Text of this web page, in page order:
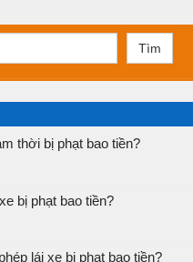
Tìm
thời bị phạt bao tiền?
bị phạt bao tiền?
lái xe bị phạt bao tiền?